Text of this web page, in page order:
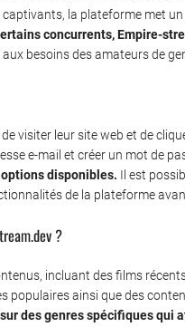
la plateforme met
concurrents, Empire-
besoins des amateurs de
visiter leur site web et de
e-mail et créer un mot de
disponibles. Il est
de la plateforme
?
incluant des films
populaires ainsi que des
des genres spécifiques qui